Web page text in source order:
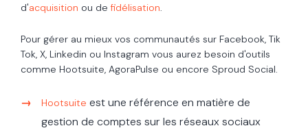
d'acquisition ou defidélisation.
Pour gérer au mieux vos communautés sur Facebook, Tik
Tok, X, Linkedin ou Instagram vous aurez besoin d'outils
comme Hootsuite, AgoraPulse ou encore Sproud Social.
Hootsuite est une référence en matière de
gestion de comptes sur les réseaux sociaux